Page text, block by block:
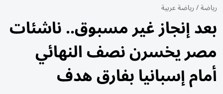
رياضة/رياضة عربية
بعد إنجاز غير مسبوق.. ناشئات
مصر يخسرن نصف النهائي
أمام إسبانيا بفارق هدف